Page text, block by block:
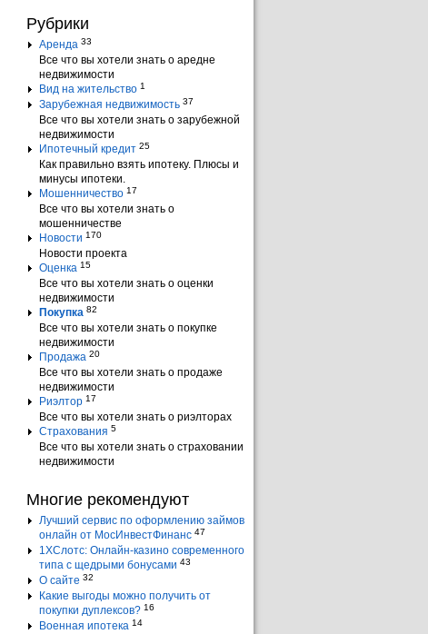
Рубрики
Аренда 33
Все что вы хотели знать о аредне
недвижимости
Вид на жительство 1
Зарубежная недвижимость 37
Все что вы хотели знать о зарубежной
недвижимости
Ипотечный кредит 25
Как правильно взять ипотеку. Плюсы и
минусы ипотеки.
Мошенничество 17
Все что вы хотели знать о
мошенничестве
Новости 170
Новости проекта
Оценка 15
Все что вы хотели знать о оценки
недвижимости
Покупка 82
Все что вы хотели знать о покупке
недвижимости
Продажа 20
Все что вы хотели знать о продаже
недвижимости
Риэлтор 17
Все что вы хотели знать о риэлторах
Страхования 5
Все что вы хотели знать о страховании
недвижимости
Многие рекомендуют
Лучший сервис по оформлению займов
онлайн от МосИнвестФинанс 47
1ХСлотс: Онлайн-казино современного
типа с щедрыми бонусами 43
О сайте 32
Какие выгоды можно получить от
покупки дуплексов? 16
Военная ипотека 14